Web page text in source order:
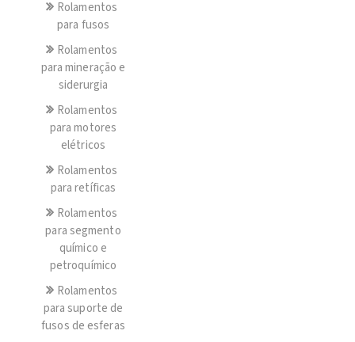
Rolamentos
para fusos
Rolamentos
para mineração e
siderurgia
Rolamentos
para motores
elétricos
Rolamentos
para retíficas
Rolamentos
para segmento
químico e
petroquímico
Rolamentos
para suporte de
fusos de esferas